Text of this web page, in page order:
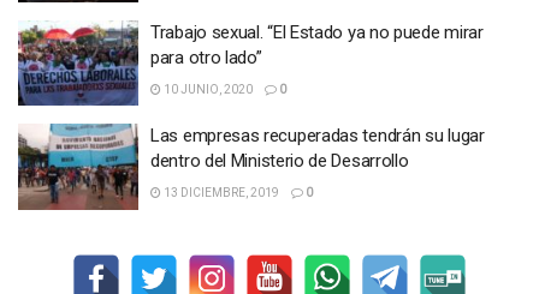
Trabajo sexual. “El Estado ya no puede mirar
para otro lado”
10 JUNIO, 2020 0
Las empresas recuperadas tendrán su lugar
dentro del Ministerio de Desarrollo
13 DICIEMBRE, 2019 0